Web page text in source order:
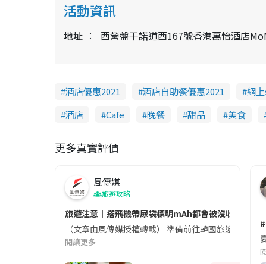
活動資訊
地址 西營盤干諾道西167號香港萬怡酒店
酒店優惠2021 酒店自助餐優惠2021 網
酒店
Cafe 晚餐 甜品 美食
更多真實評價
風傳媒
旅遊攻略
旅遊注意｜搭飛機帶尿袋標明mAh都會被沒收😱出發
（文章由風傳媒授權轉載） 準備前往韓國旅遊的民
閱讀更多